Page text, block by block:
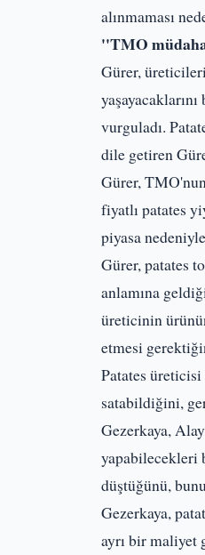
alınmaması
''TMO
Gürer,
vurguladı.
dile getiren
Gürer,
fiyatlı patates
piyasa
Gürer, patates
anlamına
üreticinin
etmesi
Patates
satabildiğini,
Gezerkaya,
yapabilecekleri
düştüğünü,
Gezerkaya,
ayrı bir maliyet